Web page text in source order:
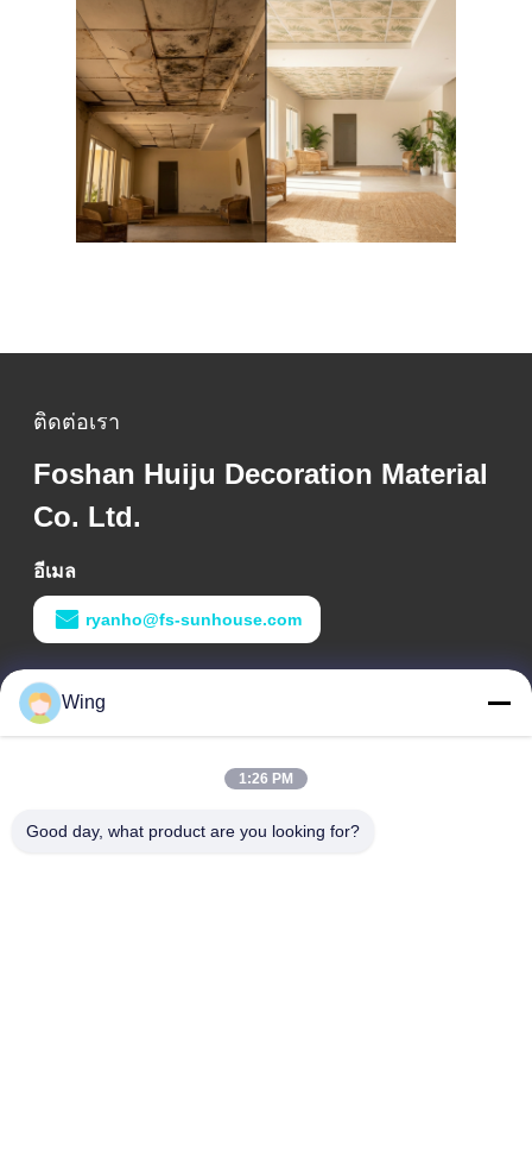
ติดต่อเรา
Foshan Huiju Decoration Material
Co. Ltd.
อีเมล
ryanho@fs-sunhouse.com
เวลางาน
9:00-18:00
Weiye International Building, Yixian Road, Dali Town, Nanhai
Wing
1:26 PM
Good day, what product are you looking for?